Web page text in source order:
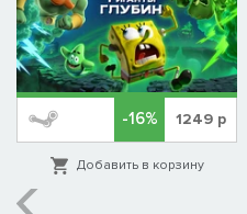
-16% 1249р
Добавить в корзину